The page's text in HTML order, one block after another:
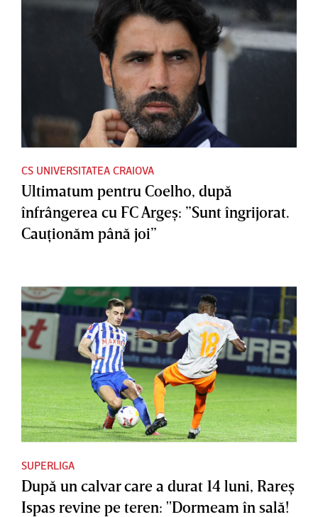
CS UNIVERSITATEA CRAIOVA
Ultimatum pentru Coelho, după
înfrângerea cu FC Argeş: ”Sunt îngrijorat.
Cauţionăm până joi”
SUPERLIGA
După un calvar care a durat 14 luni, Rareş
Ispas revine pe teren: "Dormeam în sală!